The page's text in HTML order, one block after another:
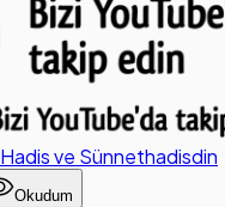
Hadis ve Sünnethadisdin
Okudum